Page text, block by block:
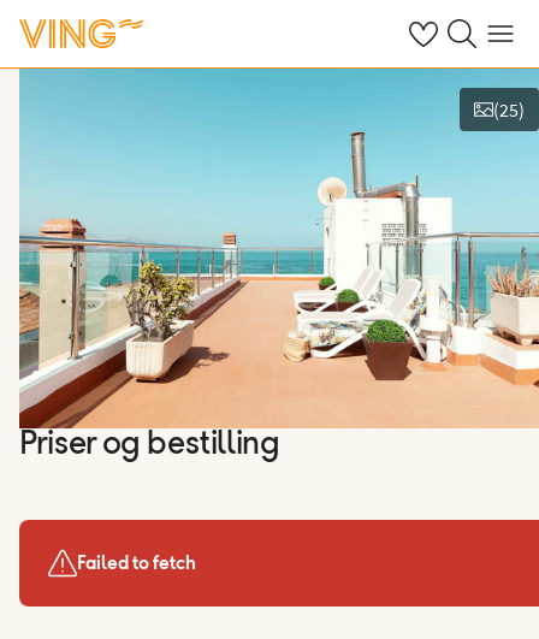
Se dine sparte
Søk påMeny
Vis bilder
(25)
Priser og bestilling
Failed to fetch